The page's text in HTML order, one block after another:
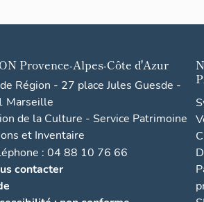
Provence-Alpes-Côte d'Azur
Région - 27 place Jules Guesde -
Marseille
de la Culture - Service Patrimoine
et Inventaire
: 04 88 10 76 66
contacter